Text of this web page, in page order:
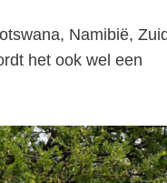
Namibië,
het ook wel een